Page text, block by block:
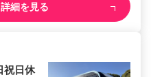
詳細を見る
祝日休